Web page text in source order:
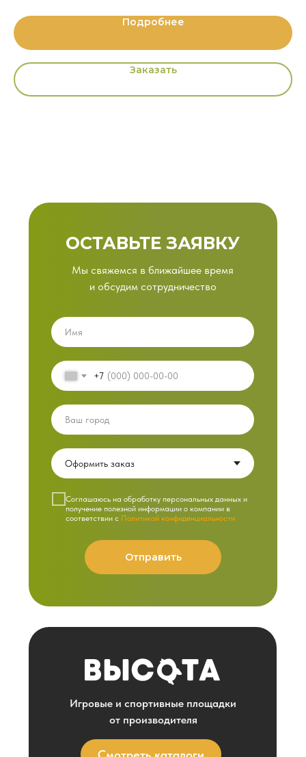
Подробнее
Заказать
ОСТАВЬТЕ ЗАЯВКУ
Мы свяжемся в ближайшее время
и обсудим сотрудничество
+7
Cоглашаюсь на обработку персональных данных и
получение полезной информации о компании в
соответствии с Политикой конфиденциальности
Отправить
Игровые и спортивные площадки
от производителя